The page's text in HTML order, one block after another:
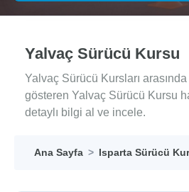
Yalvaç Sürücü Kursu
Yalvaç Sürücü Kursları
gösteren Yalvaç Sürücü Kursu
detaylı bilgi al ve incele.
Ana Sayfa Isparta Sürücü